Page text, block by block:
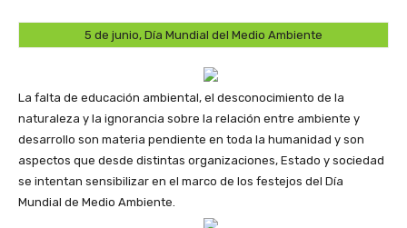
5 de junio, Día Mundial del Medio Ambiente
La falta de educación ambiental, el desconocimiento de la
naturaleza y la ignorancia sobre la relación entre ambiente y
desarrollo son materia pendiente en toda la humanidad y son
aspectos que desde distintas organizaciones, Estado y sociedad
se intentan sensibilizar en el marco de los festejos del Día
Mundial de Medio Ambiente.